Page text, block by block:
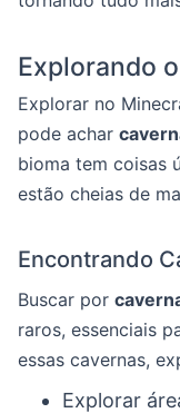
Explorando
Explorar no
pode achar
bioma tem coisas
estão cheias de
Encontrando
Buscar por
raros, essenciais
essas cavernas,
Explorar